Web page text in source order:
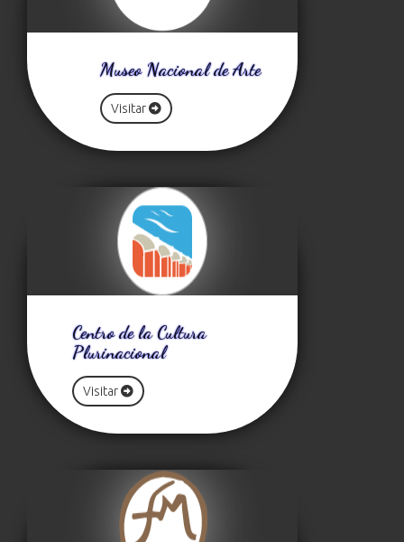
Museo Nacional de Arte
Visitar
Centro de la Cultura
Plurinacional
Visitar